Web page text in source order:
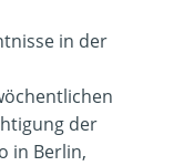
in der
der
in Berlin,